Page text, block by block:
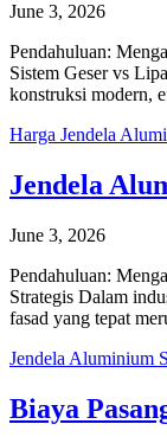
June 3, 2026
Pendahuluan:
Sistem Geser vs
konstruksi modern,
Harga Jendela
Jendela
June 3, 2026
Pendahuluan:
Strategis Dalam
fasad yang tepat
Jendela Aluminium
Biaya